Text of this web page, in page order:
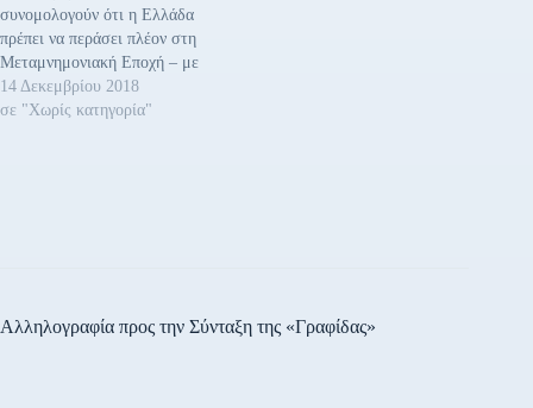
συνομολογούν ότι η Ελλάδα
πρέπει να περάσει πλέον στη
Μεταμνημονιακή Εποχή – με
ότι σημαίνει αυτό όπως τα
ανέλυσε ο Εισηγητής μας κ.
14 Δεκεμβρίου 2018
σε "Χωρίς κατηγορία"
Αλληλογραφία προς την Σύνταξη της «Γραφίδας»